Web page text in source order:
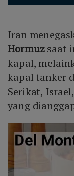
Iran
Hormuzsaat
kapal,
kapal tanker
Serikat,
yang